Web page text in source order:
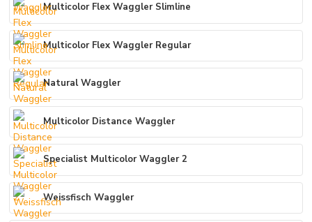
Multicolor Flex Waggler Slimline
Multicolor Flex Waggler Regular
Natural Waggler
Multicolor Distance Waggler
Specialist Multicolor Waggler 2
Weissfisch Waggler